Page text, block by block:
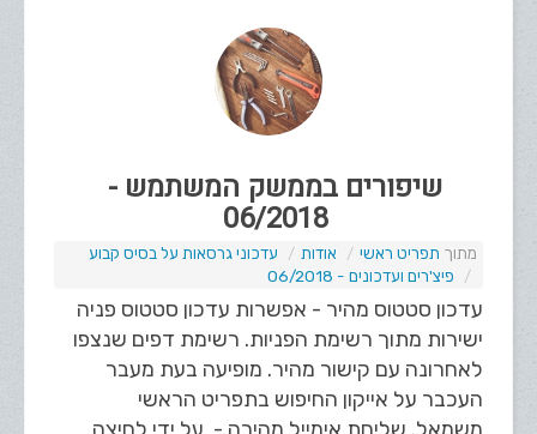
שיפורים בממשק המשתמש -
06/2018
תפריט ראשי אודות
עדכוני גרסאות על בסיס קבוע
פיצ'רים ועדכונים - 06/2018
עדכון סטטוס מהיר - אפשרות עדכון סטטוס פניה
ישירות מתוך רשימת הפניות. רשימת דפים שנצפו
לאחרונה עם קישור מהיר. מופיעה בעת מעבר
העכבר על אייקון החיפוש בתפריט הראשי